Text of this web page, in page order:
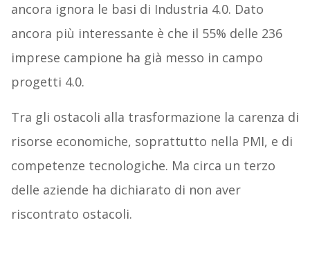
ancora ignora le basi di Industria 4.0. Dato
ancora più interessante è che il 55% delle 236
imprese campione ha già messo in campo
progetti 4.0.
Tra gli ostacoli alla trasformazione la carenza di
risorse economiche, soprattutto nella PMI, e di
competenze tecnologiche. Ma circa un terzo
delle aziende ha dichiarato di non aver
riscontrato ostacoli.